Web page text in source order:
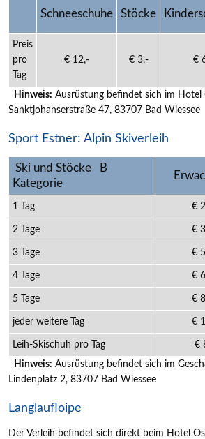
Schneeschuhe Stöcke
Preis
pro
Tag
€ 12,- € 3,- €
Hinweis: Ausrüstung befindet sich im Hotel
Sanktjohanserstraße 47, 83707 Bad Wiessee
Sport Estner: Alpin Skiverleih
Ski und Stöcke B
Kategorie
1 Tag €
2 Tage €
3 Tage €
4 Tage €
5 Tage €
jeder weitere Tag €
Leih-Skischuh pro Tag €
Hinweis: Ausrüstung befindet sich im
Lindenplatz 2, 83707 Bad Wiessee
Langlaufloipe
Der Verleih befindet sich direkt beim Hotel